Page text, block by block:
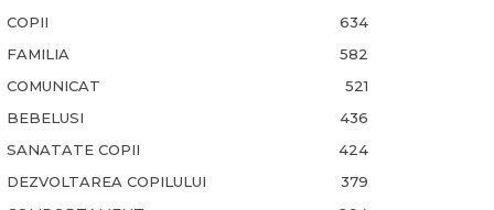
COPII
634
FAMILIA
582
COMUNICAT
521
BEBELUSI
436
SANATATE COPII
424
DEZVOLTAREA COPILULUI
379